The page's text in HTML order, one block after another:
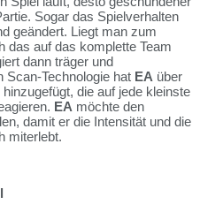
Sogar das Spielverhalten
geändert. Liegt man zum
das auf das komplette Team
dann träger und
Scan-Technologie hat EA über
die auf jede kleinste
EA möchte den
damit er die Intensität und die
miterlebt.